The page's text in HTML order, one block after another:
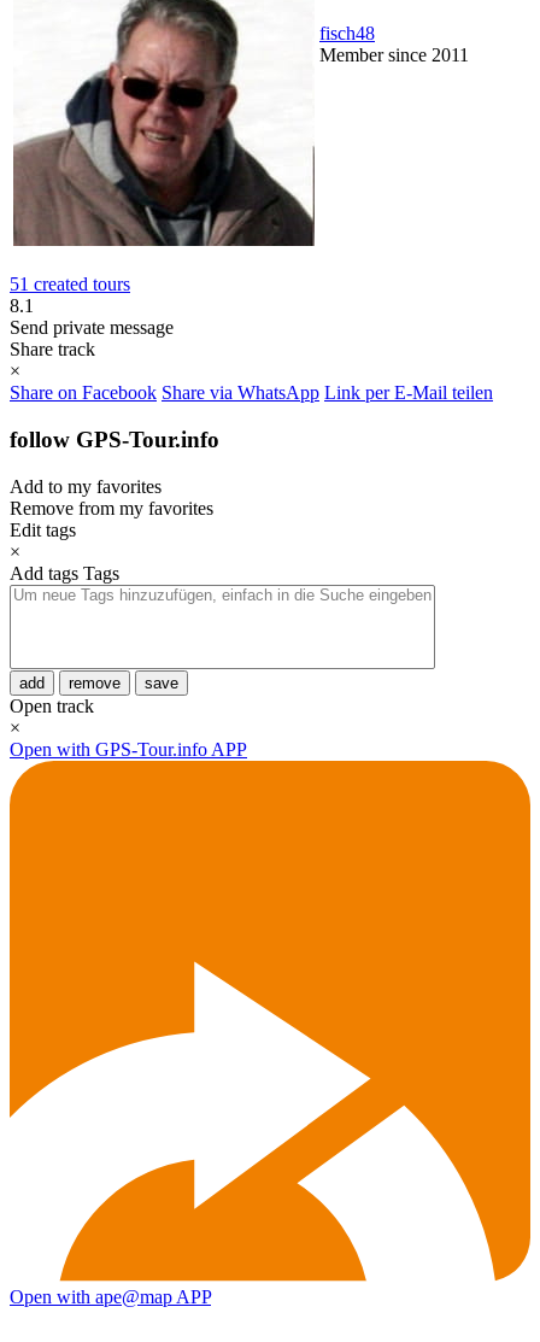
fisch48
Member since 2011
51 created tours
8.1
Send private message
Share track
×
Share on Facebook Share via WhatsApp Link per E-Mail teilen
follow GPS-Tour.info
Add to my favorites
Remove from my favorites
Edit tags
×
Add tags Tags
add remove save
Open track
×
Open with GPS-Tour.info APP
Open with ape@map APP